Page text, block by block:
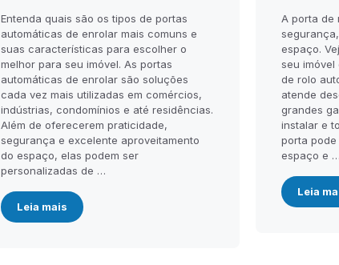
Entenda quais são os tipos de portas
automáticas de enrolar mais comuns e
suas características para escolher o
melhor para seu imóvel. As portas
automáticas de enrolar são soluções
cada vez mais utilizadas em comércios,
indústrias, condomínios e até residências.
Além de oferecerem praticidade,
segurança e excelente aproveitamento
do espaço, elas podem ser
personalizadas de …
Leia mais
A porta de
espaço.
seu imóvel
de rolo
atende
grandes
instalar e
porta
espaço e …
Leia